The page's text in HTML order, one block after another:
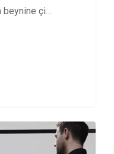
beynine çip